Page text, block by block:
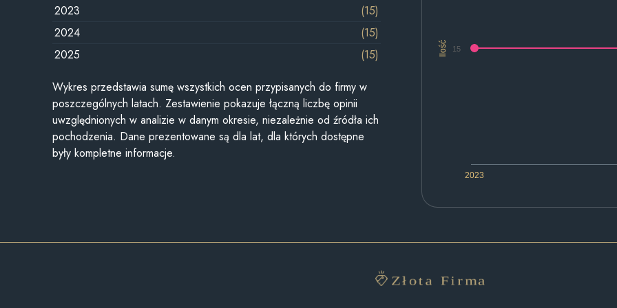
Ilość
2023
15
2023
(15)
2024
(15)
2025
(15)
Wykres przedstawia sumę wszystkich ocen przypisanych do firmy w
poszczególnych latach. Zestawienie pokazuje łączną liczbę opinii
uwzględnionych w analizie w danym okresie, niezależnie od źródła ich
pochodzenia. Dane prezentowane są dla lat, dla których dostępne
były kompletne informacje.